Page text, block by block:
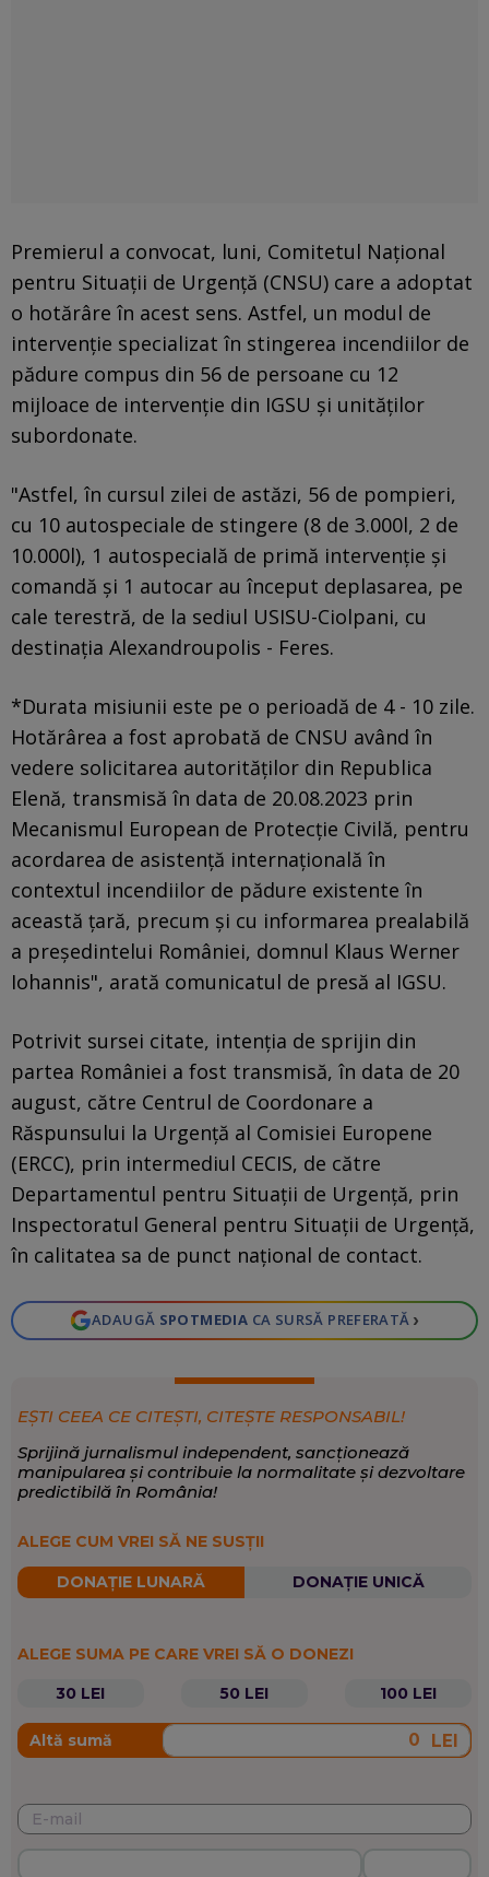
Premierul a convocat, luni, Comitetul Naţional
pentru Situaţii de Urgenţă (CNSU) care a adoptat
o hotărâre în acest sens. Astfel, un modul de
intervenţie specializat în stingerea incendiilor de
pădure compus din 56 de persoane cu 12
mijloace de intervenţie din IGSU şi unităţilor
subordonate.
"Astfel, în cursul zilei de astăzi, 56 de pompieri,
cu 10 autospeciale de stingere (8 de 3.000l, 2 de
10.000l), 1 autospecială de primă intervenţie şi
comandă şi 1 autocar au început deplasarea, pe
cale terestră, de la sediul USISU-Ciolpani, cu
destinaţia Alexandroupolis - Feres.
*Durata misiunii este pe o perioadă de 4 - 10 zile.
Hotărârea a fost aprobată de CNSU având în
vedere solicitarea autorităţilor din Republica
Elenă, transmisă în data de 20.08.2023 prin
Mecanismul European de Protecţie Civilă, pentru
acordarea de asistenţă internaţională în
contextul incendiilor de pădure existente în
această ţară, precum şi cu informarea prealabilă
a preşedintelui României, domnul Klaus Werner
Iohannis", arată comunicatul de presă al IGSU.
Potrivit sursei citate, intenţia de sprijin din
partea României a fost transmisă, în data de 20
august, către Centrul de Coordonare a
Răspunsului la Urgenţă al Comisiei Europene
(ERCC), prin intermediul CECIS, de către
Departamentul pentru Situaţii de Urgenţă, prin
Inspectoratul General pentru Situaţii de Urgenţă,
în calitatea sa de punct naţional de contact.
ADAUGĂ SPOTMEDIA CA SURSĂ PREFERATĂ ›
EȘTI CEEA CE CITEȘTI, CITEȘTE RESPONSABIL!
Sprijină jurnalismul independent, sancționează
manipularea și contribuie la normalitate și dezvoltare
predictibilă în România!
ALEGE CUM VREI SĂ NE SUSȚII
DONAȚIE LUNARĂ DONAȚIE UNICĂ
ALEGE SUMA PE CARE VREI SĂ O DONEZI
30 LEI
50 LEI 100 LEI
Altă sumă LEI